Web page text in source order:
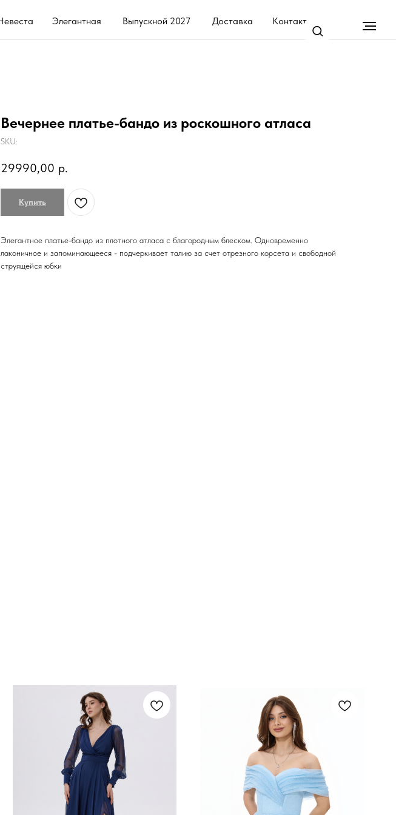
Доставка Контакты
Выпускной 2027
Элегантная
Вечернее платье-бандо из роскошного атласа
SKU:
29990,00 р.
Купить
Элегантное платье-бандо из плотного атласа с благородным блеском. Одновременно
лаконичное и запоминающееся - подчеркивает талию за счет отрезного корсета и свободной
струящейся юбки